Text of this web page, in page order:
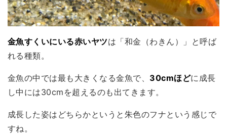
金魚すくいにいる赤いヤツは「和金（わきん）」と呼ば
れる種類。
金魚の中では最も大きくなる金魚で、 30cmほどに成長
し中には30cmを超えるのも出てきます。
成長した姿はどちらかというと朱色のフナという感じで
すね。